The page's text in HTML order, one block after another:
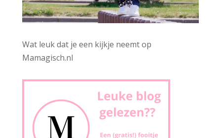
Wat leuk dat je een kijkje neemt op
Mamagisch.nl